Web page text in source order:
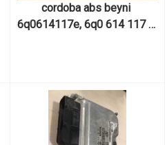
cordoba abs beyni
6q0614117e, 6q0 614 117 e,